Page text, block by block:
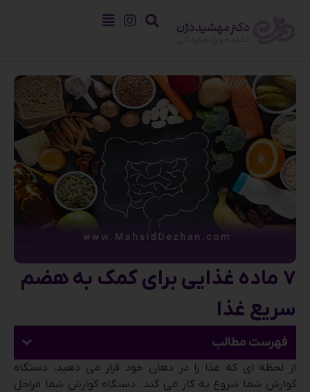
7 ماده غذایی برای کمک به هضم
سریع غذا
فهرست مطالب
از لحظه ای که غذا را در دهان خود قرار می دهید، دستگاه
گوارش شما شروع به کار می کند. دستگاه گوارش شما مراحل